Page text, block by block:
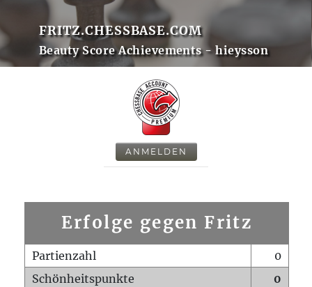
FRITZ.CHESSBASE.COM
Beauty Score Achievements - hieysson
ANMELDEN
Erfolge gegen Fritz
Partienzahl
0
Schönheitspunkte
0